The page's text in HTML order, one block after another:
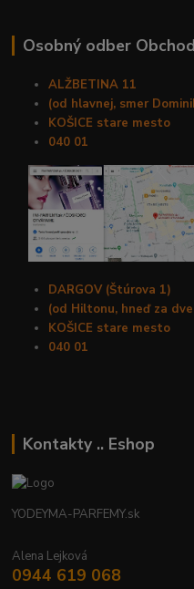
Osobný odber Obchod
ALŽBETINA 11
(od hlavnej, smer
KOŠICE stare mesto
040 01
DARGOV (Štúrova 1)
(od Hiltonu, hneď za
KOŠICE stare mesto
040 01
Kontakty .. Eshop
YODEYMA-PARFEMY.sk
Alena Lejková
0944 619 068